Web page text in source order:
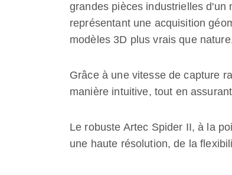
grandes pièces industrielles d'un
représentant une acquisition
modèles 3D plus vrais que
Grâce à une vitesse de capture
manière intuitive, tout en
Le robuste Artec Spider II, à la
une haute résolution, de la